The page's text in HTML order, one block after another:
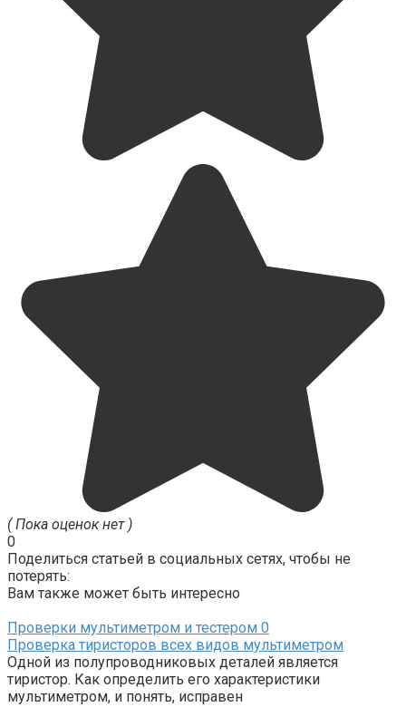
( Пока оценок нет )
0
Поделиться статьей в социальных сетях, чтобы не
потерять:
Вам также может быть интересно
Проверки мультиметром и тестером 0
Проверка тиристоров всех видов мультиметром
Одной из полупроводниковых деталей является
тиристор. Как определить его характеристики
мультиметром, и понять, исправен